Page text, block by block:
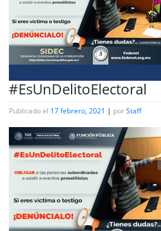
#EsUnDelitoElectoral
Publicado el 17 febrero, 2021 | porStaff